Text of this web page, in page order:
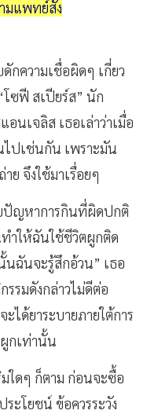
มแพทย์สั่ง
กความเชื่อผิดๆ เกี่ยว
ซฟี สเปียร์ส” นัก
นเจลิส เธอเล่าว่าเมื่อ
ไปเช่นกัน เพราะมัน
ย จึงใช้มาเรื่อยๆ
ปัญหาการกินที่ผิดปกติ
ำให้ฉันใช้ชีวิตผูกติด
นฉันจะรู้สึกอ้วน” เธอ
รรมดังกล่าวไม่ดีต่อ
ได้ยาระบายภายใต้การ
กเท่านั้น
ใดๆ ก็ตาม ก่อนจะซื้อ
ะโยชน์ ข้อควรระวัง